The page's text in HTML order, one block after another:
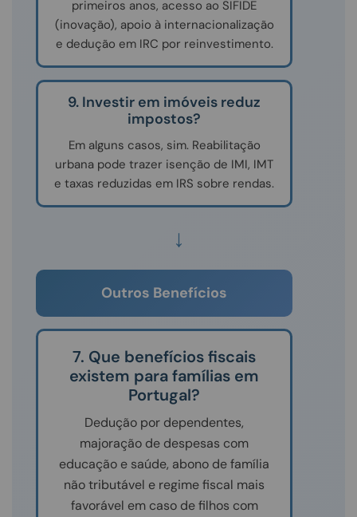
primeiros anos, acesso ao SIFIDE
(inovação), apoio à internacionalização
e dedução em IRC por reinvestimento.
9. Investir em imóveis reduz
impostos?
Em alguns casos, sim. Reabilitação
urbana pode trazer isenção de IMI, IMT
e taxas reduzidas em IRS sobre rendas.
↓
Outros Benefícios
7. Que benefícios fiscais
existem para famílias em
Portugal?
Dedução por dependentes,
majoração de despesas com
educação e saúde, abono de família
não tributável e regime fiscal mais
favorável em caso de filhos com